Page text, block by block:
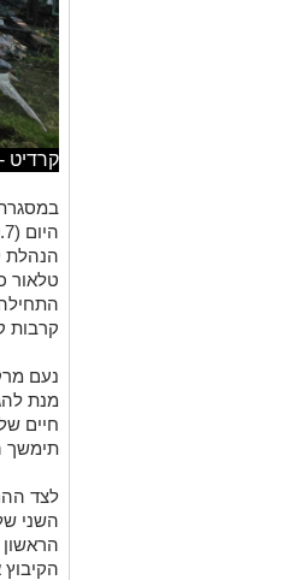
קרדיט
הנהלת
טלאור
קרבות
נעם
מנת
חיים
תימשך
לצד
השני